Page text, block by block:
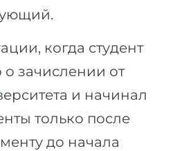
когда студент
зачислении от
и начинал
только после
до начала